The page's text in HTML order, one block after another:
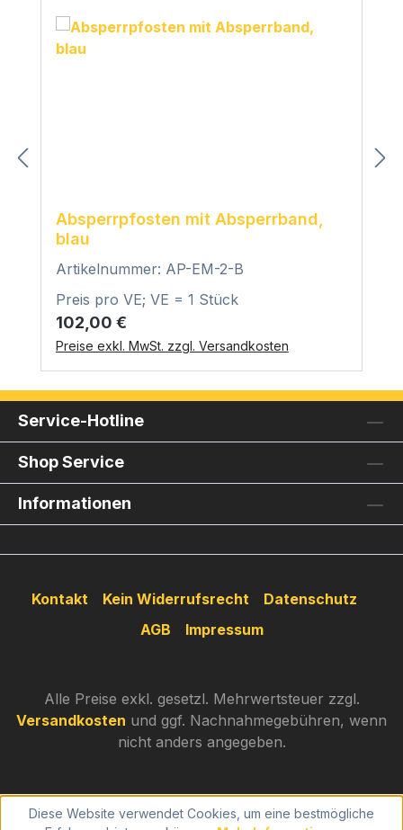
Absperrpfosten mit Absperrband,
blau
Artikelnummer: AP-EM-2-B
Preis pro VE; VE = 1 Stück
Regulärer Preis:
102,00 €
Preise exkl. MwSt. zzgl. Versandkosten
Service-Hotline
Shop Service
Informationen
Kontakt Kein Widerrufsrecht
Datenschutz
AGB
Impressum
Alle Preise exkl. gesetzl. Mehrwertsteuer zzgl.
Versandkosten und ggf. Nachnahmegebühren, wenn
nicht anders angegeben.
Diese Website verwendet Cookies, um eine bestmögliche